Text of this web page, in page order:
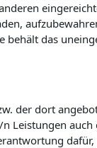
behält das
der dort
Leistungen auch
dafür,